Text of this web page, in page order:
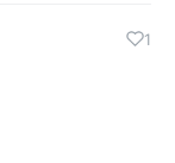
1